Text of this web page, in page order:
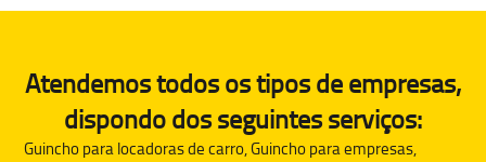
Atendemos todos os tipos de empresas,
dispondo dos seguintes serviços:
Guincho para locadoras de carro, Guincho para empresas,